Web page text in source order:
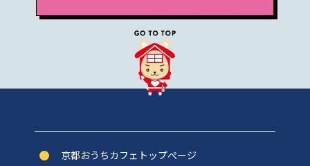
京都おうちカフェトップぺージ